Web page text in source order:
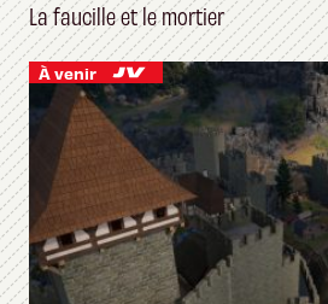
La faucille et le mortier
À venir